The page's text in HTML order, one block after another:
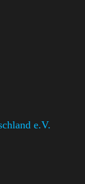
e.V.